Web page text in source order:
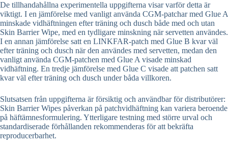
De tillhandahållna experimentella uppgifterna visar varför detta är
viktigt. I en jämförelse med vanligt använda CGM-patchar med Glue A
minskade vidhäftningen efter träning och dusch både med och utan
Skin Barrier Wipe, med en tydligare minskning när servetten användes.
I en annan jämförelse satt en LINKFAR-patch med Glue B kvar väl
efter träning och dusch när den användes med servetten, medan den
vanligt använda CGM-patchen med Glue A visade minskad
vidhäftning. En tredje jämförelse med Glue C visade att patchen satt
kvar väl efter träning och dusch under båda villkoren.
Slutsatsen från uppgifterna är försiktig och användbar för distributörer:
Skin Barrier Wipes påverkan på patchvidhäftning kan variera beroende
på häftämnesformulering. Ytterligare testning med större urval och
standardiserade förhållanden rekommenderas för att bekräfta
reproducerbarhet.